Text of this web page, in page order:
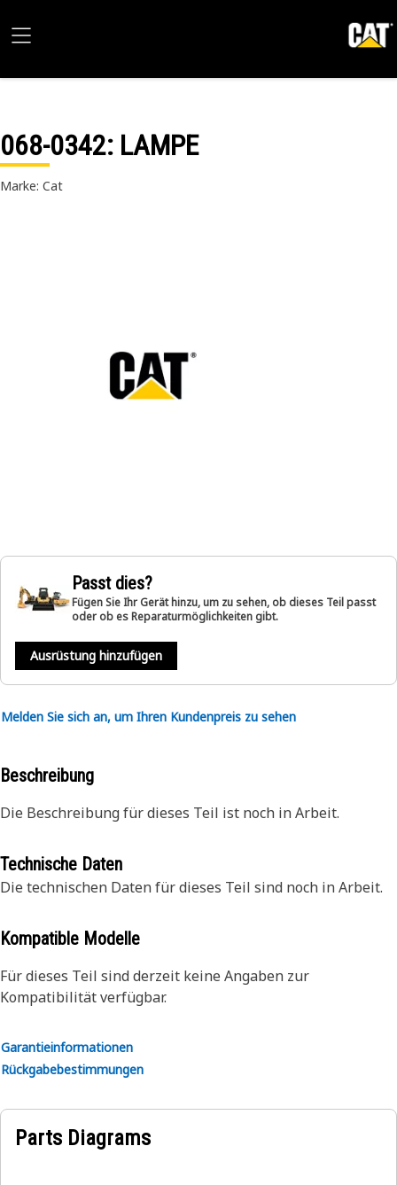
068-0342: LAMPE
Marke: Cat
Passt dies?
Fügen Sie Ihr Gerät hinzu, um zu sehen, ob dieses Teil passt
oder ob es Reparaturmöglichkeiten gibt.
Ausrüstung hinzufügen
Melden Sie sich an, um Ihren Kundenpreis zu sehen
Beschreibung
Die Beschreibung für dieses Teil ist noch in Arbeit.
Technische Daten
Die technischen Daten für dieses Teil sind noch in Arbeit.
Kompatible Modelle
Für dieses Teil sind derzeit keine Angaben zur
Kompatibilität verfügbar.
Garantieinformationen
Rückgabebestimmungen
Parts Diagrams